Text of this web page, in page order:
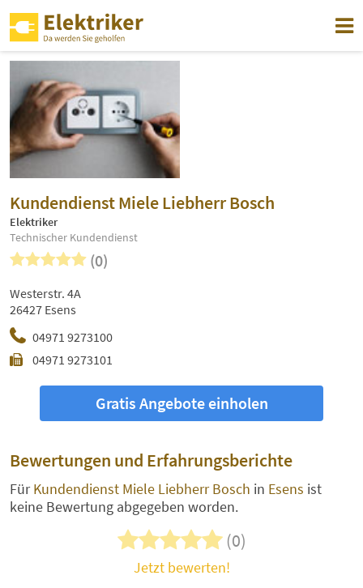
Kundendienst Miele Liebherr Bosch
Elektriker
Technischer Kundendienst
(0)
04971 9273100
04971 9273101
Westerstr. 4A
26427 Esens
Gratis Angebote einholen
Bewertungen und Erfahrungsberichte
FürKundendienst Miele Liebherr Bosch in Esens ist
keine Bewertung abgegeben worden.
(0)
Jetzt bewerten!